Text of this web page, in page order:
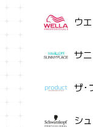
ウ
サ
ザ･
シ